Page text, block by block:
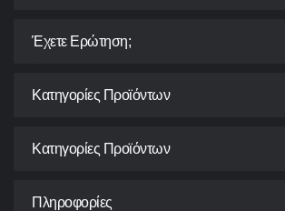
Έχετε Ερώτηση;
Κατηγορίες Προϊόντων
Κατηγορίες Προϊόντων
Πληροφορίες